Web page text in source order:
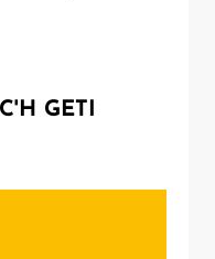
GETI